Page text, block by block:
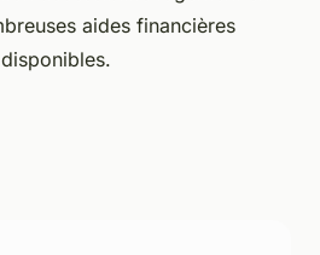
aides financières